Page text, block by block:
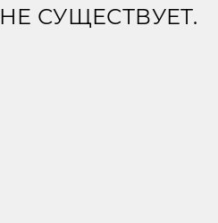
НЕ СУЩЕСТВУЕТ.